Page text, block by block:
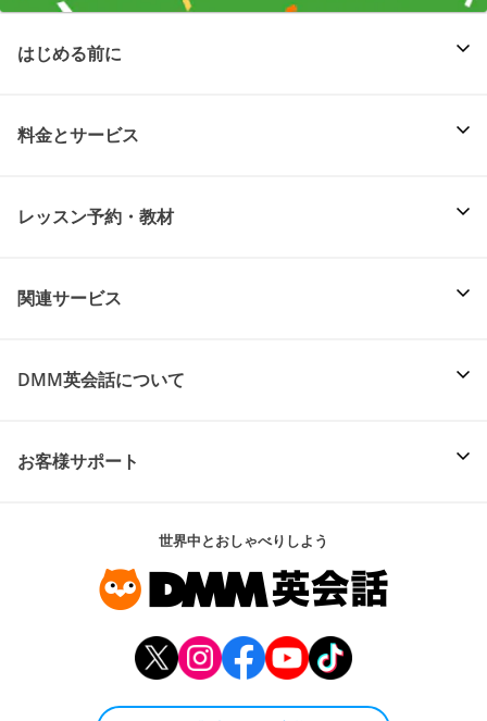
はじめる前に
料金とサービス
レッスン予約・教材
関連サービス
DMM英会話について
お客様サポート
世界中とおしゃべりしよう